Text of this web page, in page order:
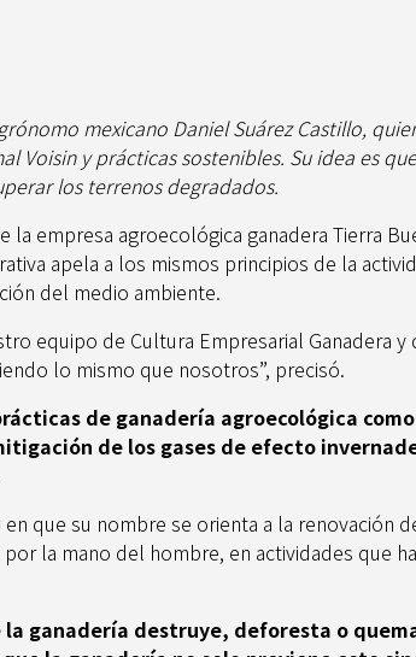
mexicano Daniel Suárez Castillo,
Voisin y prácticas sostenibles. Su idea es
los terrenos degradados.
la empresa agroecológica ganadera Tierra
apela a los mismos principios de la
del medio ambiente.
equipo de Cultura Empresarial Ganadera y
lo mismo que nosotros”, precisó.
de ganadería agroecológica como
de los gases de efecto
que su nombre se orienta a la renovación
la mano del hombre, en actividades que
la ganadería destruye, deforesta o